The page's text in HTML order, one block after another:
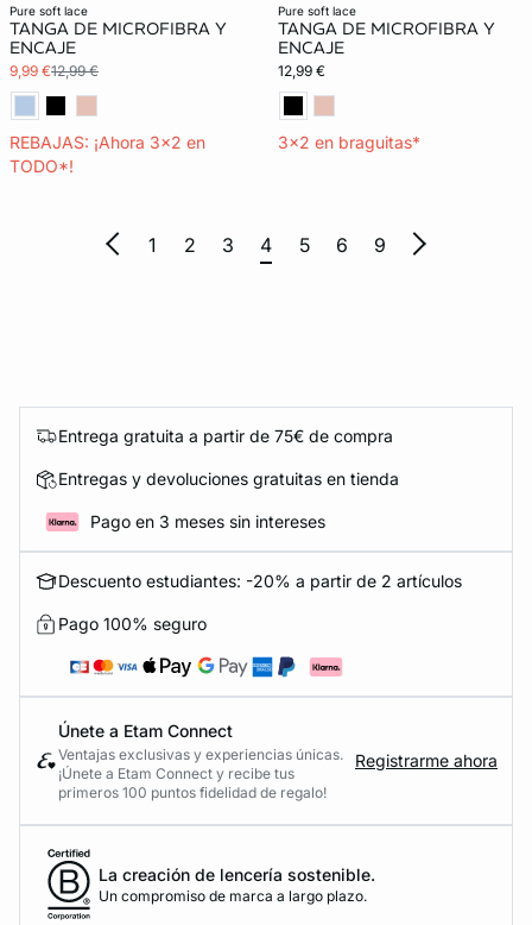
pure soft lace
TANGA DE MICROFIBRA Y
ENCAJE
9,99 €12,99 €
REBAJAS: ¡Ahora 3x2 en
TODO*!
pure soft lace
TANGA DE MICROFIBRA Y
ENCAJE
12,99 €
3x2 en braguitas*
1 2 3 4 5 6 9
Entrega gratuita a partir de 75€ de compra
Entregas y devoluciones gratuitas en tienda
Pago en 3 meses sin intereses
Descuento estudiantes: -20% a partir de 2 artículos
Pago 100% seguro
Únete a Etam Connect
Ventajas exclusivas y experiencias únicas.
¡Únete a Etam Connect y recibe tus
primeros 100 puntos fidelidad de regalo!
Registrarme ahora
La creación de lencería sostenible.
Un compromiso de marca a largo plazo.